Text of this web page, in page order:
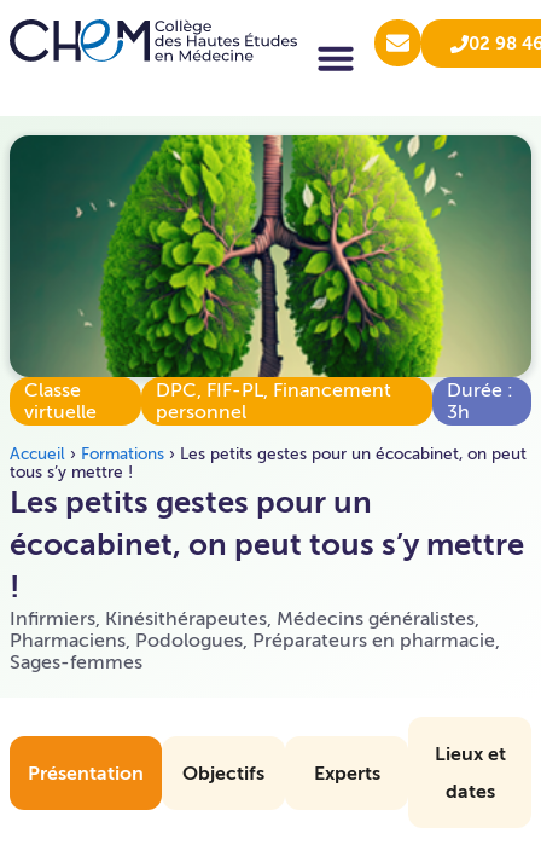
02 98
Accueil › Formations › Les petits gestes pour un écocabinet, on peut
tous s’y mettre !
Les petits gestes pour un
écocabinet, on peut tous s’y mettre
!
Infirmiers, Kinésithérapeutes, Médecins généralistes,
Pharmaciens, Podologues, Préparateurs en pharmacie,
Sages-femmes
Classe
virtuelle
DPC, FIF-PL, Financement
personnel
Durée :
3h
Présentation Objectifs Experts
Lieux et
dates